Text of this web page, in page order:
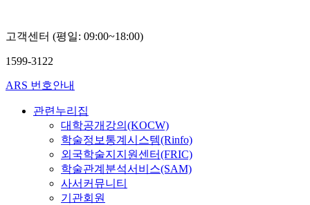
고객센터 (평일: 09:00~18:00)
1599-3122
ARS 번호안내
관련누리집
대학공개강의(KOCW)
학술정보통계시스템(Rinfo)
외국학술지지원센터(FRIC)
학술관계분석서비스(SAM)
사서커뮤니티
기관회원